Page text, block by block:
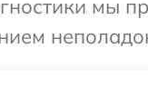
мы